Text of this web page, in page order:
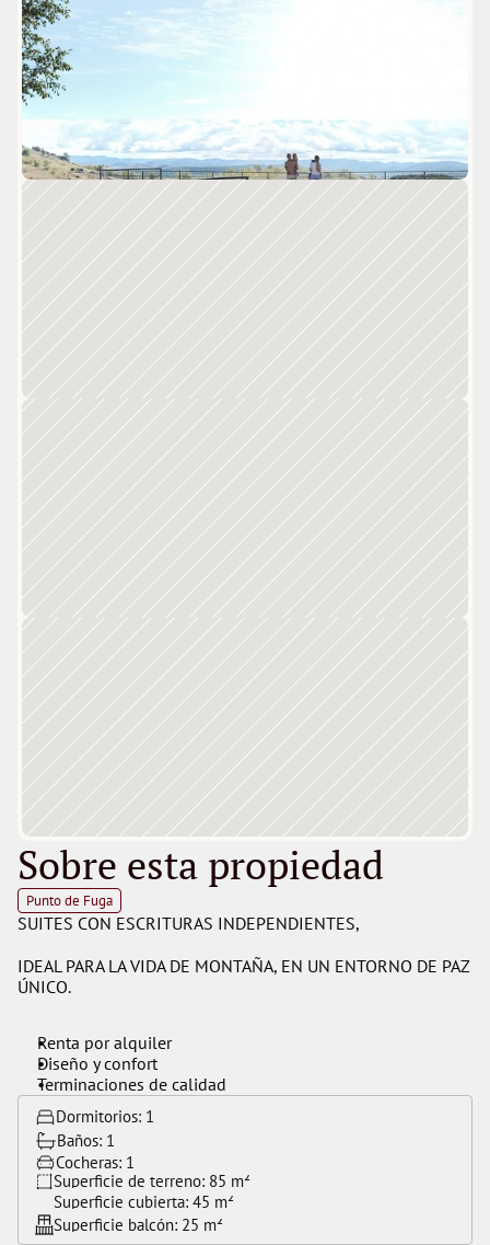
Sobre esta propiedad
Punto de Fuga
SUITES CON ESCRITURAS INDEPENDIENTES,
IDEAL PARA LA VIDA DE MONTAÑA, EN UN ENTORNO DE PAZ
ÚNICO.
Renta por alquiler
Diseño y confort
Terminaciones de calidad
Dormitorios: 1
Baños: 1
Cocheras: 1
Superficie de terreno: 85 m²
Superficie cubierta: 45 m²
Superficie balcón: 25 m²